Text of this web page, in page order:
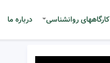
کارگاههای روانشناسی درباره ما